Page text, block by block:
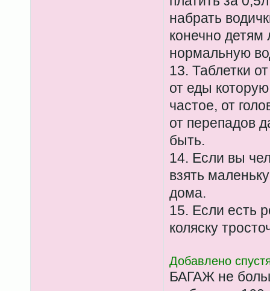
набрать
конечно детям
нормальную
13. Таблетки
от еды
частое, от
от перепадов
быть.
14. Если вы
взять
дома.
15. Если есть
коляску
Добавлено
БАГАЖ не